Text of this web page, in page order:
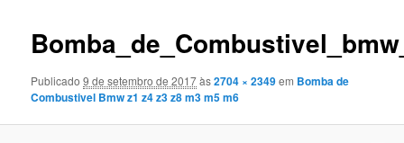
Publicado9 de setembro de 2017às2704 × 2349em Bomba de
Combustivel Bmw z1 z4 z3 z8 m3 m5 m6